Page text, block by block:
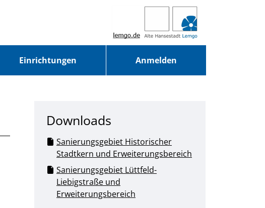
Einrichtungen Anmelden
Downloads
Sanierungsgebiet Historischer
Stadtkern und Erweiterungsbereich
Sanierungsgebiet Lüttfeld-
Liebigstraße und
Erweiterungsbereich